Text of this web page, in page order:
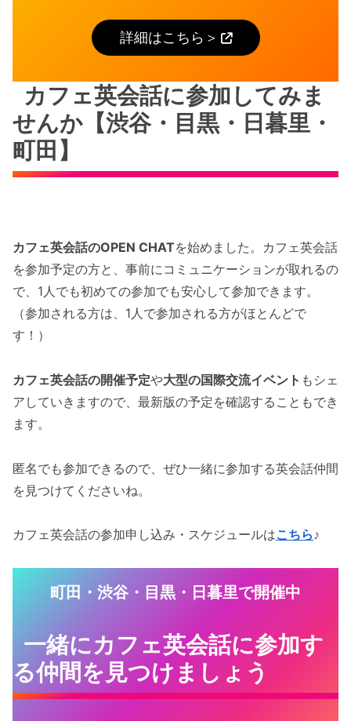
詳細はこちら＞
カフェ英会話に参加してみま
せんか【渋谷・目黒・日暮里・
町田】
カフェ英会話のOPEN CHATを始めました。カフェ英会話
を参加予定の方と、事前にコミュニケーションが取れるの
で、1人でも初めての参加でも安心して参加できます。
（参加される方は、1人で参加される方がほとんどで
す！）
カフェ英会話の開催予定や大型の国際交流イベント もシェ
アしていきますので、最新版の予定を確認することもでき
ます。
匿名でも参加できるので、ぜひ一緒に参加する英会話仲間
を見つけてくださいね。
カフェ英会話の参加申し込み・スケジュールはこちら♪
町田・渋谷・目黒・日暮里で開催中
一緒にカフェ英会話に参加す
る仲間を見つけましょう